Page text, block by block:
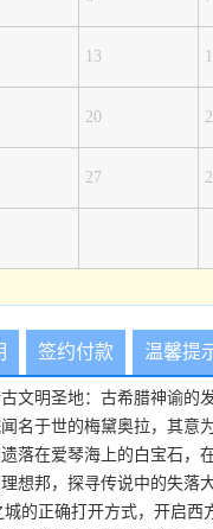
13
20
27
签约付款 温馨提
古文明圣地：古希腊神谕
闻名于世的梅黛奥拉，其
遗落在爱琴海上的白宝石
理想邦，探寻传说中的失
城的正确打开方式，开启